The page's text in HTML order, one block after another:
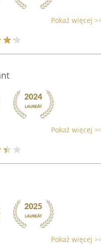
Pokaż więcej
Pokaż więcej
Pokaż więcej